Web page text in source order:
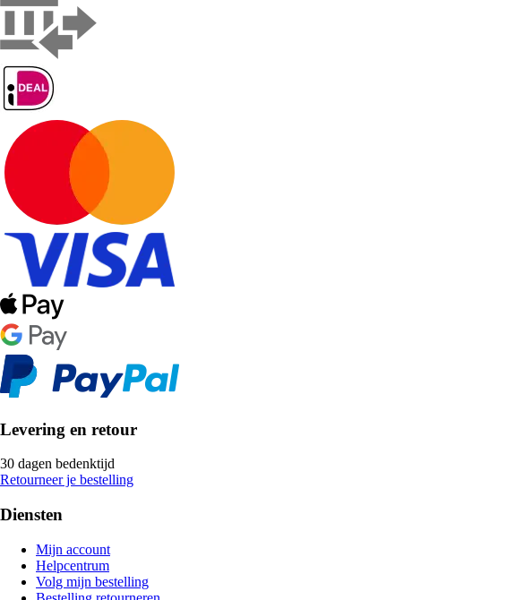
Levering en retour
30 dagen bedenktijd
Retourneer je bestelling
Diensten
Mijn account
Helpcentrum
Volg mijn bestelling